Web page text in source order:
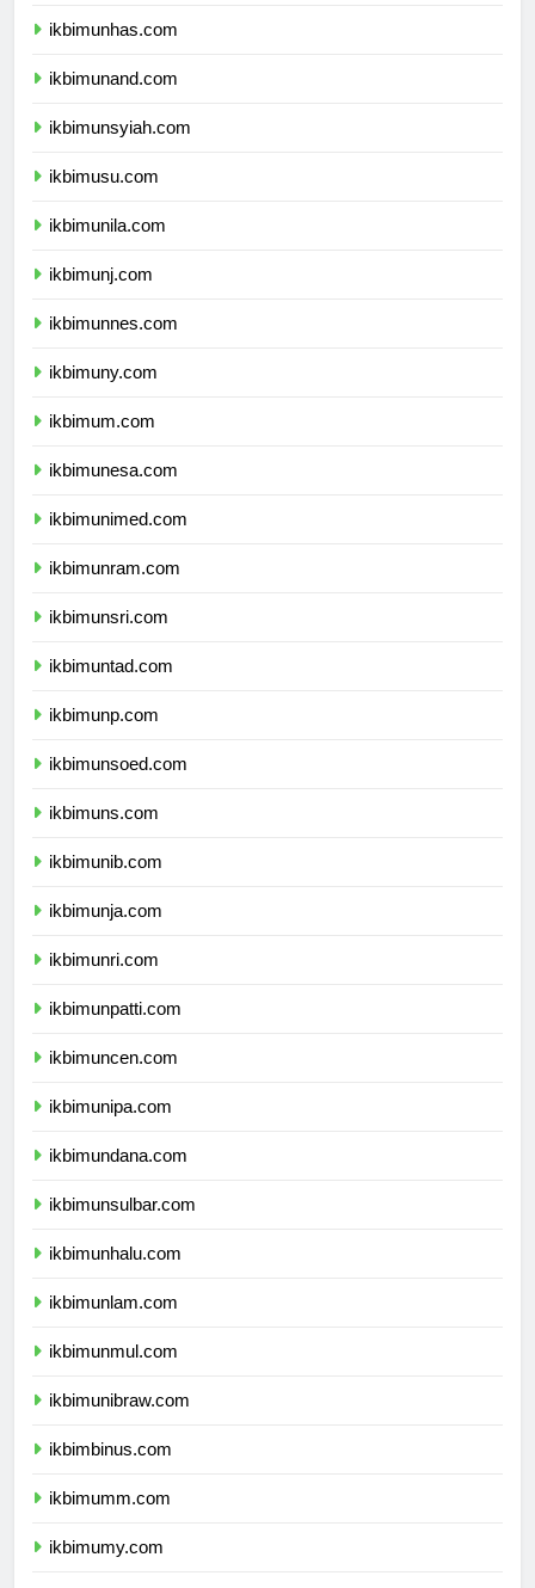
ikbimunhas.com
ikbimunand.com
ikbimunsyiah.com
ikbimusu.com
ikbimunila.com
ikbimunj.com
ikbimunnes.com
ikbimuny.com
ikbimum.com
ikbimunesa.com
ikbimunimed.com
ikbimunram.com
ikbimunsri.com
ikbimuntad.com
ikbimunp.com
ikbimunsoed.com
ikbimuns.com
ikbimunib.com
ikbimunja.com
ikbimunri.com
ikbimunpatti.com
ikbimuncen.com
ikbimunipa.com
ikbimundana.com
ikbimunsulbar.com
ikbimunhalu.com
ikbimunlam.com
ikbimunmul.com
ikbimunibraw.com
ikbimbinus.com
ikbimumm.com
ikbimumy.com